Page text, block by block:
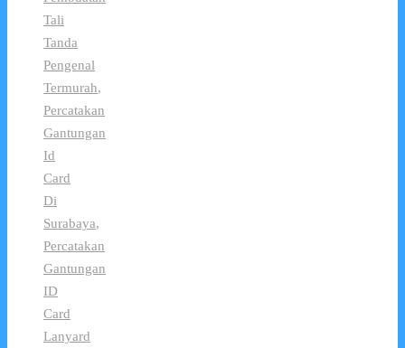
Tali
Tanda
Pengenal
Termurah,
Percatakan
Gantungan
Id
Card
Di
Surabaya,
Percatakan
Gantungan
ID
Card
Lanyard